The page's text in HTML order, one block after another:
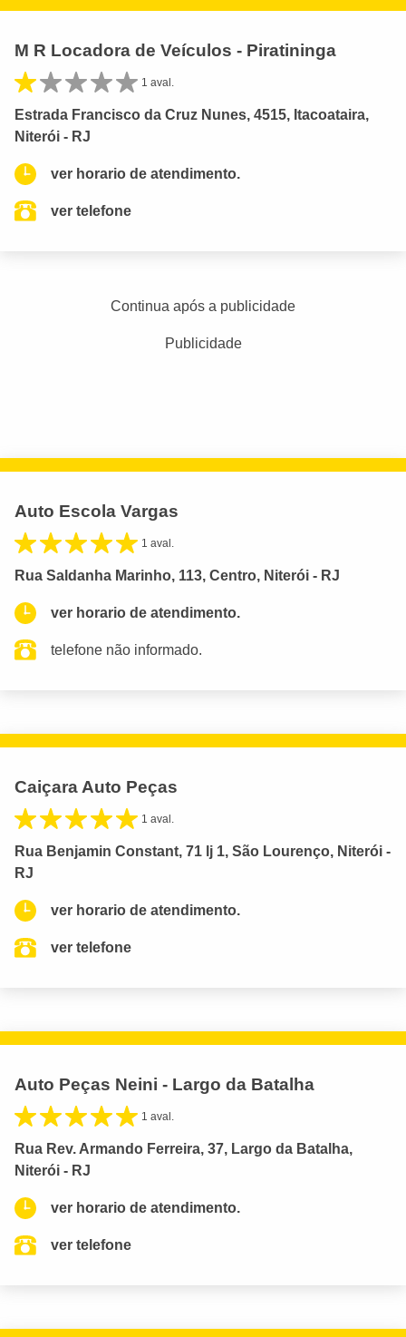
M R Locadora de Veículos - Piratininga
1 aval.
Estrada Francisco da Cruz Nunes, 4515, Itacoataira,
Niterói - RJ
ver horario de atendimento.
ver telefone
Continua após a publicidade
Publicidade
Auto Escola Vargas
1 aval.
Rua Saldanha Marinho, 113, Centro, Niterói - RJ
ver horario de atendimento.
telefone não informado.
Caiçara Auto Peças
1 aval.
Rua Benjamin Constant, 71 lj 1, São Lourenço, Niterói -
RJ
ver horario de atendimento.
ver telefone
Auto Peças Neini - Largo da Batalha
1 aval.
Rua Rev. Armando Ferreira, 37, Largo da Batalha,
Niterói - RJ
ver horario de atendimento.
ver telefone